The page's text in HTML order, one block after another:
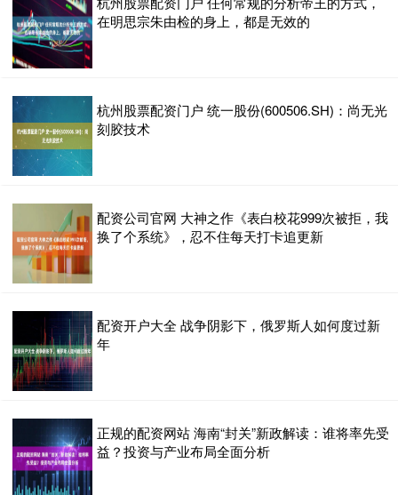
在明思宗朱由检的身上，都是无效的
杭州股票配资门户 统一股份(600506.SH)：尚无光
刻胶技术
配资公司官网 大神之作《表白校花999次被拒，我
换了个系统》，忍不住每天打卡追更新
配资开户大全 战争阴影下，俄罗斯人如何度过新
年
正规的配资网站 海南“封关”新政解读：谁将率先受
益？投资与产业布局全面分析